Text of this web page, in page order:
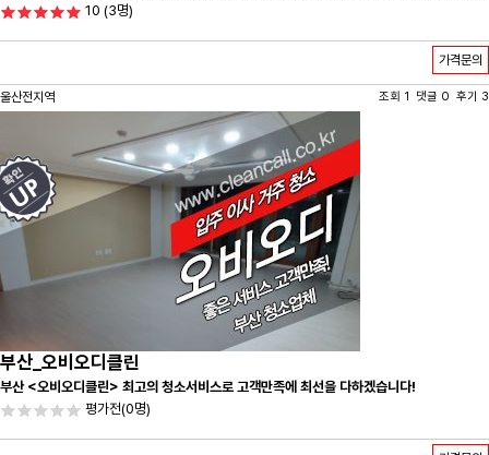
치드시공 전문 청소 업체 ❤️
10 (3명)
가격문의
울산전지역 조회 1 댓글 0 후기 3
부산_오비오디클린
부산 <오비오디클린> 최고의 청소서비스로 고객만족에 최선을 다하겠습니다!
평가전(0명)